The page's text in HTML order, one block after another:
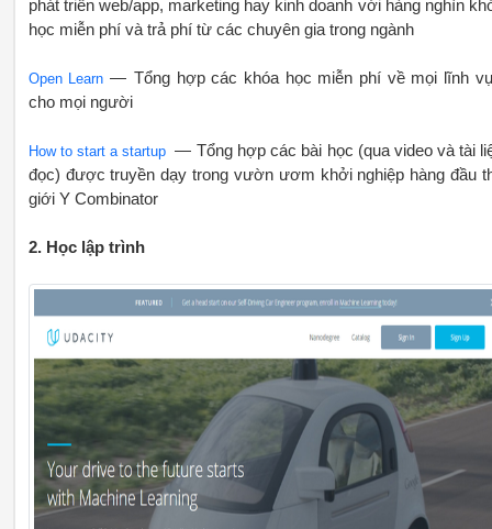
phát triển web/app, marketing hay kinh doanh với hàng nghìn
học miễn phí và trả phí từ các chuyên gia trong ngành
Open Learn — Tổng hợp các khóa học miễn phí về mọi lĩnh
cho mọi người
How to start a startup — Tổng hợp các bài học (qua video và tài
đọc) được truyền dạy trong vườn ươm khởi nghiệp hàng đầu
giới Y Combinator
2. Học lập trình